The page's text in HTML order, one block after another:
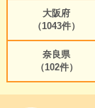
大阪府
（1043件）
奈良県
（102件）